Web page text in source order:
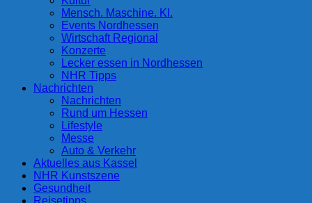
Mensch. Maschine. KI.
Events Nordhessen
Wirtschaft Regional
Konzerte
Lecker essen in Nordhessen
NHR Tipps
Nachrichten
Nachrichten
Rund um Hessen
Lifestyle
Messe
Auto & Verkehr
Aktuelles aus Kassel
NHR Kunstszene
Gesundheit